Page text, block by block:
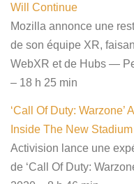
Will Continue
Mozilla annonce une
de son équipe XR,
WebXR et de Hubs —
– 18 h 25 min
‘Call Of Duty: Warzone’
Inside The New
Activision lance une
de ‘Call Of Duty: